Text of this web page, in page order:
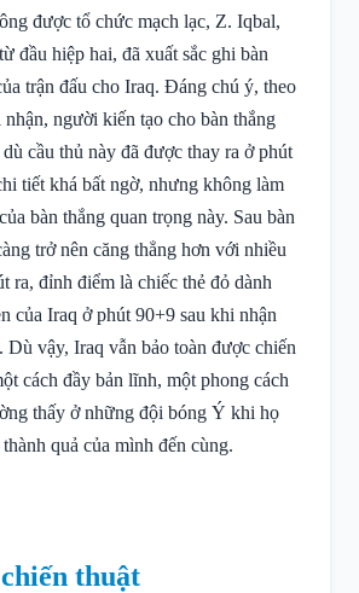
được tổ chức mạch lạc, Z. Iqbal,
đầu hiệp hai, đã xuất sắc ghi bàn
trận đấu cho Iraq. Đáng chú ý, theo
người kiến tạo cho bàn thắng
cầu thủ này đã được thay ra ở phút
tiết khá bất ngờ, nhưng không làm
bàn thắng quan trọng này. Sau bàn
trở nên căng thẳng hơn với nhiều
ra, đỉnh điểm là chiếc thẻ đỏ dành
của Iraq ở phút 90+9 sau khi nhận
Dù vậy, Iraq vẫn bảo toàn được chiến
cách đầy bản lĩnh, một phong cách
thấy ở những đội bóng Ý khi họ
quả của mình đến cùng.
thuật